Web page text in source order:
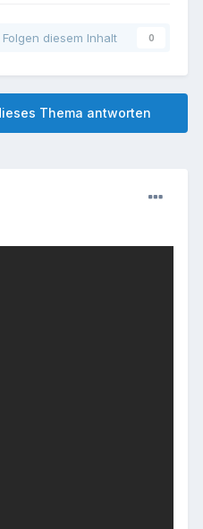
Folgen diesem Inhalt 0
Thema antworten